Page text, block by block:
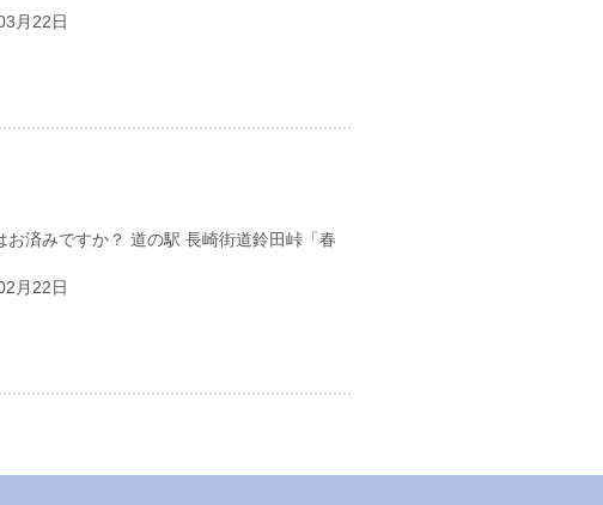
月22日
済みですか？ 道の駅 長崎街道鈴田峠「春
月22日